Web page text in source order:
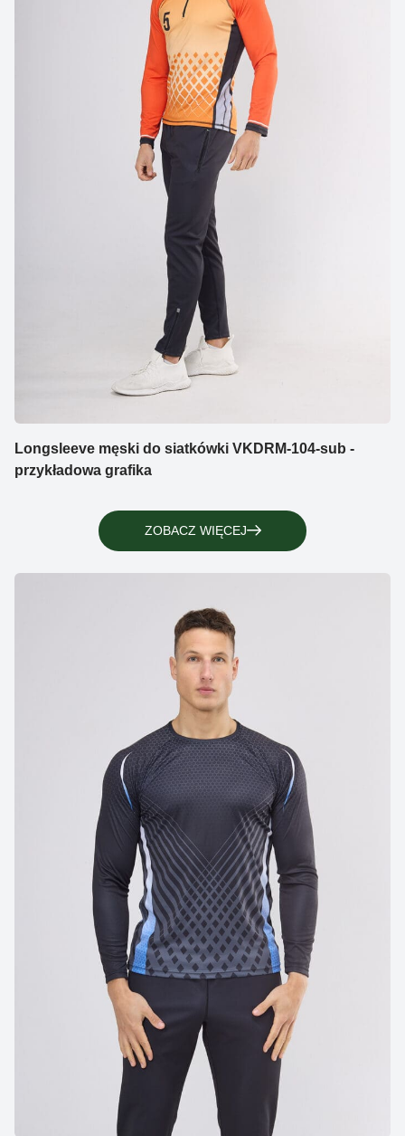
Longsleeve męski do siatkówki VKDRM-104-sub -
przykładowa grafika
ZOBACZ WIĘCEJ